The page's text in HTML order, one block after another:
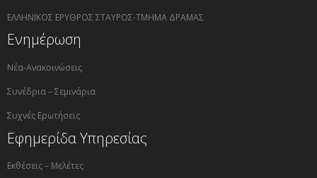
ΕΛΛΗΝΙΚΟΣ ΕΡΥΘΡΟΣ ΣΤΑΥΡΟΣ-ΤΜΗΜΑ ΔΡΑΜΑΣ
Ενημέρωση
Νέα-Ανακοινώσεις
Συνέδρια – Σεμινάρια
Συχνές Ερωτήσεις
Εφημερίδα Υπηρεσίας
Εκθέσεις – Μελέτες